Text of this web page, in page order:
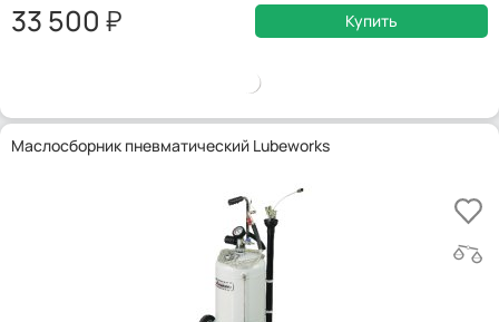
33 500 Купить
Маслосборник пневматический Lubeworks